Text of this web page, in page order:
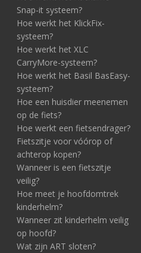
Snap-it systeem?
Hoe werkt het KlickFix-
systeem?
Hoe werkt het XLC
CarryMore-systeem?
Hoe werkt het Basil BasEasy-
systeem?
Hoe een huisdier meenemen
op de fiets?
Hoe werkt een fietsendrager?
Fietszitje voor vóórop of
achterop kopen?
Wanneer is een fietszitje
veilig?
Hoe meet je hoofdomtrek
kinderhelm?
Wanneer zit kinderhelm veilig
op hoofd?
Wat zijn ART sloten?